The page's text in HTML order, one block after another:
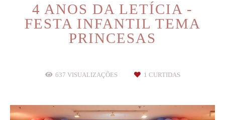
4 ANOS DA LETÍCIA -
FESTA INFANTIL TEMA
PRINCESAS
637 VISUALIZAÇÕES 1 CURTIDAS